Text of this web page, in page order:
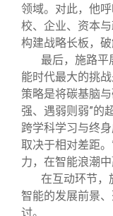
领域。对此，他
校、企业、资本
构建战略长板，破
最后，施路平
能时代最大的挑
策略是将碳基脑
强、遇弱则弱”的
跨学科学习与终
取决于相对差距
力，在智能浪潮中
在互动环节，
智能的发展前景
讨。